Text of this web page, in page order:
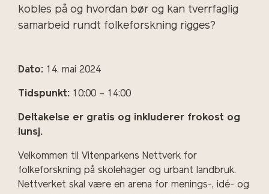
kobles på og hvordan bør og kan tverrfaglig
samarbeid rundt folkeforskning rigges?
Dato: 14. mai 2024
Tidspunkt: 10:00 – 14:00
Deltakelse er gratis og inkluderer frokost og
lunsj.
Velkommen til Vitenparkens Nettverk for
folkeforskning på skolehager og urbant landbruk.
Nettverket skal være en arena for menings-, idé- og